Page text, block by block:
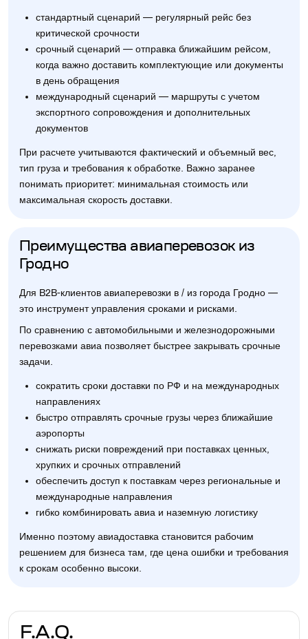
стандартный сценарий — регулярный рейс без
критической срочности
срочный сценарий — отправка ближайшим рейсом,
когда важно доставить комплектующие или документы
в день обращения
международный сценарий — маршруты с учетом
экспортного сопровождения и дополнительных
документов
При расчете учитываются фактический и объемный вес,
тип груза и требования к обработке. Важно заранее
понимать приоритет: минимальная стоимость или
максимальная скорость доставки.
Преимущества авиаперевозок из
Гродно
Для B2B-клиентов авиаперевозки в / из города Гродно —
это инструмент управления сроками и рисками.
По сравнению с автомобильными и железнодорожными
перевозками авиа позволяет быстрее закрывать срочные
задачи.
сократить сроки доставки по РФ и на международных
направлениях
быстро отправлять срочные грузы через ближайшие
аэропорты
снижать риски повреждений при поставках ценных,
хрупких и срочных отправлений
обеспечить доступ к поставкам через региональные и
международные направления
гибко комбинировать авиа и наземную логистику
Именно поэтому авиадоставка становится рабочим
решением для бизнеса там, где цена ошибки и требования
к срокам особенно высоки.
F.A.Q.